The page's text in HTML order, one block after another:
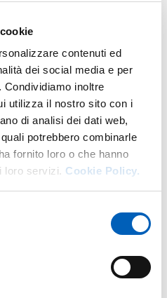
contenuti ed
dei social media e per
inoltre
utilizza il nostro sito con i
di analisi dei dati web,
potrebbero combinarle
fornito loro o che hanno
loro servizi. Cookie Policy.
2025 - 17:30
2025 - 17:30
ESAURIMENTO POSTI